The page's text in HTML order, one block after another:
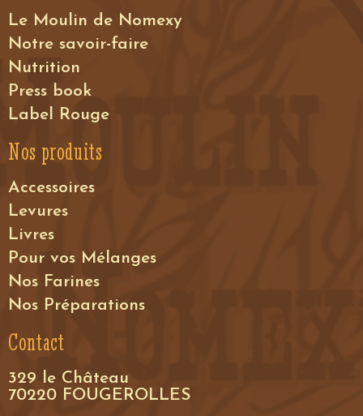
Le Moulin de Nomexy
Notre savoir-faire
Nutrition
Press book
Label Rouge
Nos produits
Accessoires
Levures
Livres
Pour vos Mélanges
Nos Farines
Nos Préparations
Contact
329 le Château
70220 FOUGEROLLES